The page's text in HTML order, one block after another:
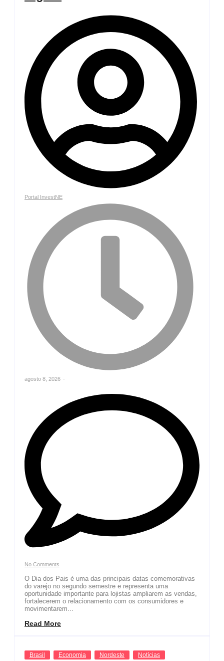
Portal InvestNE
agosto 8, 2026 -
No Comments
O Dia dos Pais é uma das principais datas comemorativas
do varejo no segundo semestre e representa uma
oportunidade importante para lojistas ampliarem as vendas,
fortalecerem o relacionamento com os consumidores e
movimentarem...
Read More
Brasil Economia Nordeste Notícias